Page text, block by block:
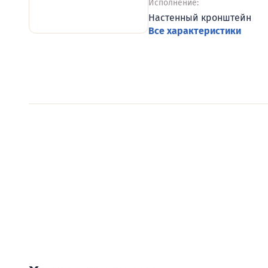
Исполнение:
Настенный кронштейн
Все характеристики